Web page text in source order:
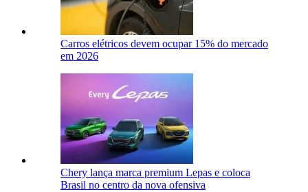
Carros elétricos devem ocupar 15% do mercado
em 2026
Chery lança marca premium Lepas e coloca
Brasil no centro da nova ofensiva